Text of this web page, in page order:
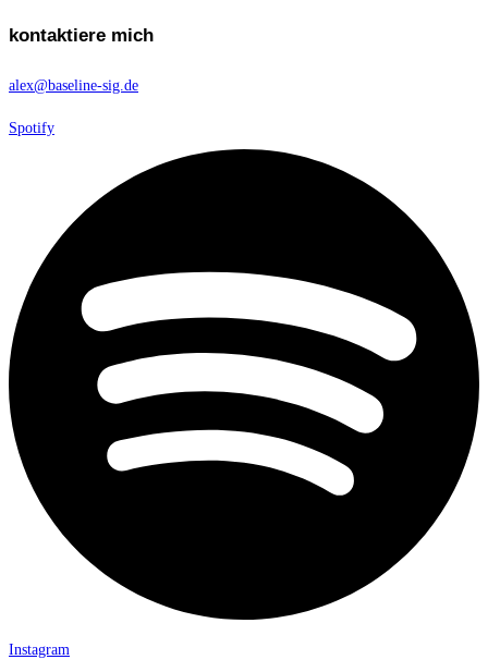
kontaktiere mich
alex@baseline-sig.de
Spotify
Instagram